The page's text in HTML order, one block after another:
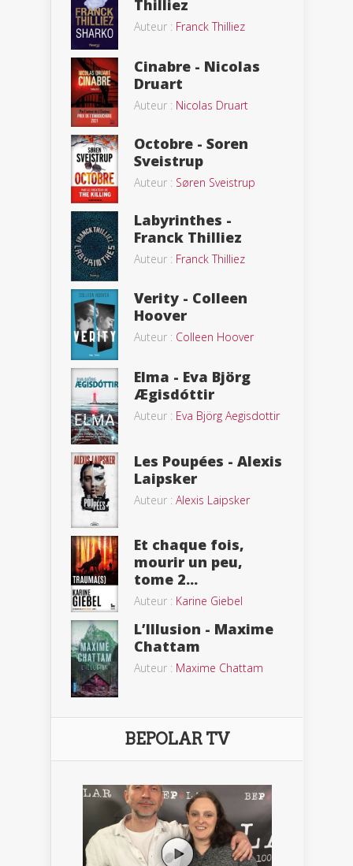
Thilliez
Auteur : Franck Thilliez
Cinabre - Nicolas
Druart
Auteur : Nicolas Druart
Octobre - Soren
Sveistrup
Auteur : Søren Sveistrup
Labyrinthes -
Franck Thilliez
Auteur : Franck Thilliez
Verity - Colleen
Hoover
Auteur : Colleen Hoover
Elma - Eva Björg
Ægisdóttir
Auteur : Eva Björg Aegisdottir
Les Poupées - Alexis
Laipsker
Auteur : Alexis Laipsker
Et chaque fois,
mourir un peu,
tome 2...
Auteur : Karine Giebel
L’Illusion - Maxime
Chattam
Auteur : Maxime Chattam
BEPOLAR TV